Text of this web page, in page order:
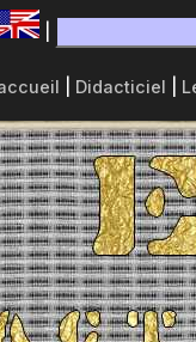
Didacticiel